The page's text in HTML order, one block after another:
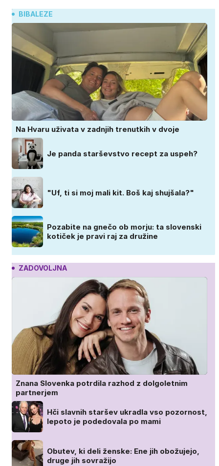
BIBALEZE
Na Hvaru uživata v zadnjih trenutkih v dvoje
Je panda starševstvo recept za uspeh?
"Uf, ti si moj mali kit. Boš kaj shujšala?"
Pozabite na gnečo ob morju: ta slovenski
kotiček je pravi raj za družine
ZADOVOLJNA
Znana Slovenka potrdila razhod z dolgoletnim
partnerjem
Hči slavnih staršev ukradla vso pozornost,
lepoto je podedovala po mami
Obutev, ki deli ženske: Ene jih obožujejo,
druge jih sovražijo